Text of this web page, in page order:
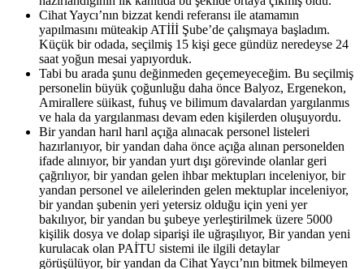
Cihat Yaycı’nın bizzat kendi referansı ile atamamın
yapılmasını müteakip ATİİİ Şube’de çalışmaya başladım.
Küçük bir odada, seçilmiş 15 kişi gece gündüz neredeyse 24
saat yoğun mesai yapıyorduk.
Tabi bu arada şunu değinmeden geçemeyeceğim. Bu seçilmiş
personelin büyük çoğunluğu daha önce Balyoz, Ergenekon,
Amirallere süikast, fuhuş ve bilimum davalardan yargılanmıs
ve hala da yargılanması devam eden kişilerden oluşuyordu.
Bir yandan harıl harıl açığa alınacak personel listeleri
hazırlanıyor, bir yandan daha önce açığa alınan personelden
ifade alınıyor, bir yandan yurt dışı görevinde olanlar geri
çağrılıyor, bir yandan gelen ihbar mektupları inceleniyor, bir
yandan personel ve ailelerinden gelen mektuplar inceleniyor,
bir yandan şubenin yeri yetersiz olduğu için yeni yer
bakılıyor, bir yandan bu şubeye yerleştirilmek üzere 5000
kişilik dosya ve dolap siparişi ile uğraşılıyor, Bir yandan yeni
kurulacak olan PAİTU sistemi ile ilgili detaylar
görüşülüyor, bir yandan da Cihat Yaycı’nın bitmek bilmeyen